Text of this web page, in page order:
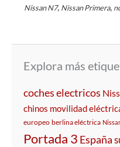
Nissan N7, Nissan Primera,
Explora más
coches electricos
chinos movilidad
europeo berlina eléctrica
Portada 3 España